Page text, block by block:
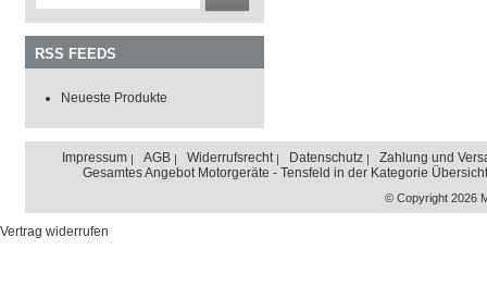
RSS FEEDS
Neueste Produkte
Impressum AGB Widerrufsrecht Datenschutz
Zahlung und
Gesamtes Angebot Motorgeräte - Tensfeld in der Kategorie Übersicht
© Copyright 2026
Vertrag widerrufen